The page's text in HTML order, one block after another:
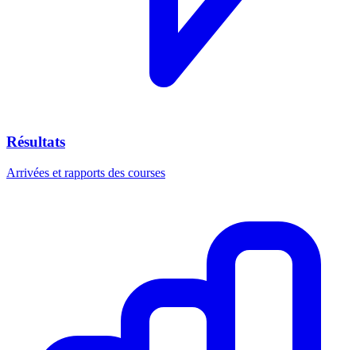
Résultats
Arrivées et rapports des courses